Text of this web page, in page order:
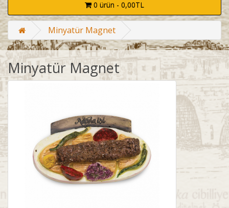
0 ürün - 0,00TL
Minyatür Magnet
Minyatür Magnet